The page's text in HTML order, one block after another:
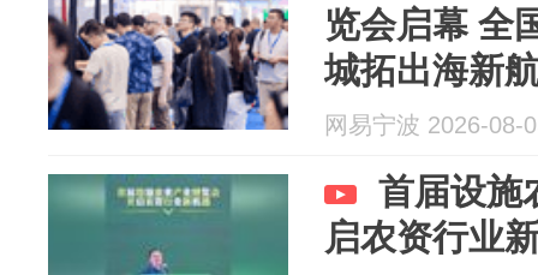
览会启幕 全
城拓出海新
网易宁波 2026-08-
首届设施
启农资行业